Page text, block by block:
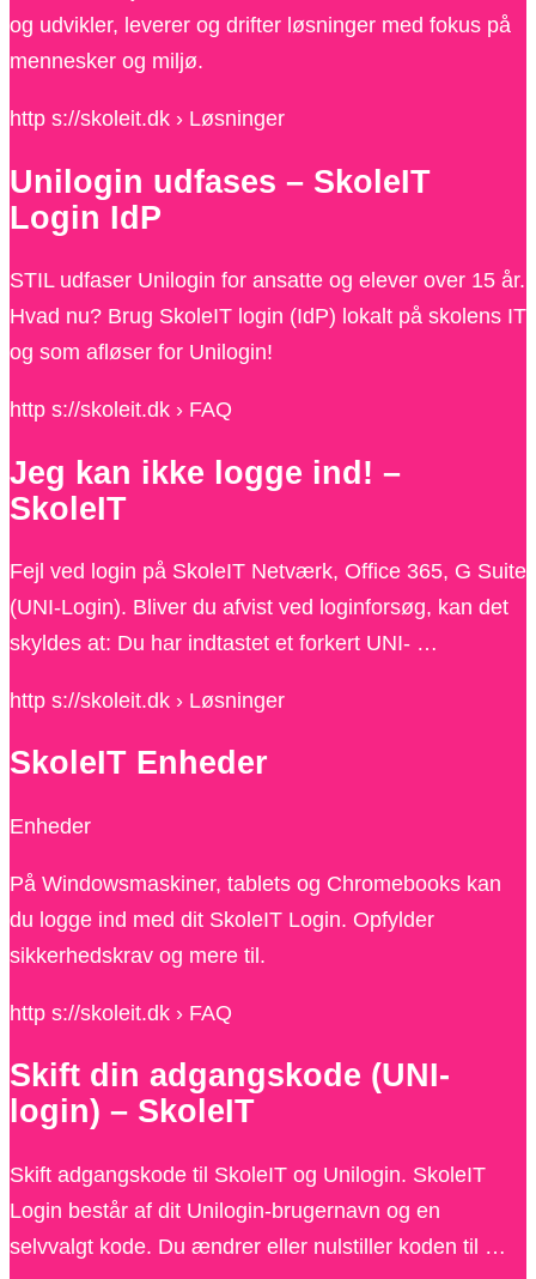
og udvikler, leverer og drifter løsninger med fokus på
mennesker og miljø.
http s://skoleit.dk › Løsninger
Unilogin udfases – SkoleIT
Login IdP
STIL udfaser Unilogin for ansatte og elever over 15 år.
Hvad nu? Brug SkoleIT login (IdP) lokalt på skolens IT
og som afløser for Unilogin!
http s://skoleit.dk › FAQ
Jeg kan ikke logge ind! –
SkoleIT
Fejl ved login på SkoleIT Netværk, Office 365, G Suite
(UNI-Login). Bliver du afvist ved loginforsøg, kan det
skyldes at: Du har indtastet et forkert UNI- …
http s://skoleit.dk › Løsninger
SkoleIT Enheder
Enheder
På Windowsmaskiner, tablets og Chromebooks kan
du logge ind med dit SkoleIT Login. Opfylder
sikkerhedskrav og mere til.
http s://skoleit.dk › FAQ
Skift din adgangskode (UNI-
login) – SkoleIT
Skift adgangskode til SkoleIT og Unilogin. SkoleIT
Login består af dit Unilogin-brugernavn og en
selvvalgt kode. Du ændrer eller nulstiller koden til …